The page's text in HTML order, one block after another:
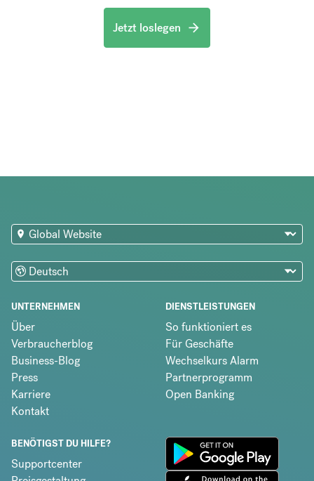
Jetzt loslegen
UNTERNEHMEN
Über
Verbraucherblog
Business-Blog
Press
Karriere
Kontakt
DIENSTLEISTUNGEN
So funktioniert es
Für Geschäfte
Wechselkurs Alarm
Partnerprogramm
Open Banking
BENÖTIGST DU HILFE?
Supportcenter